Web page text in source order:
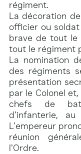
régiment.
La décoration
officier ou
brave de tout le
tout le régiment
La nomination
des régiments
présentation
par le Colonel
chefs de
d’infanterie,
L’empereur
réunion
l’Ordre.